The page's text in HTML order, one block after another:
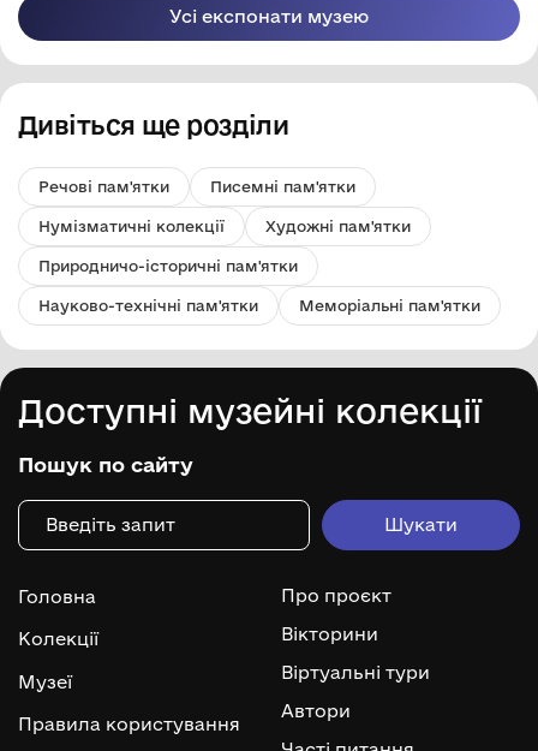
Усі експонати музею
Дивіться ще розділи
Речові пам'ятки Писемні пам'ятки
Нумізматичні колекції Художні пам'ятки
Природничо-історичні пам'ятки
Науково-технічні пам'ятки Меморіальні пам'ятки
Доступні музейні колекції
Пошук по сайту
Головна
Колекції
Музеї
Правила користування
Про проєкт
Вікторини
Віртуальні тури
Автори